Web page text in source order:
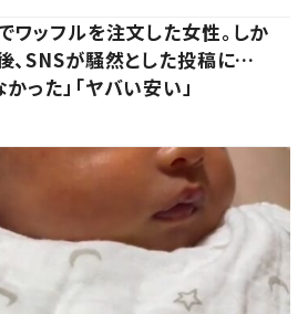
ワッフルを注文した女性。しか
、SNSが騒然とした投稿に…
かった」「ヤバい安い」